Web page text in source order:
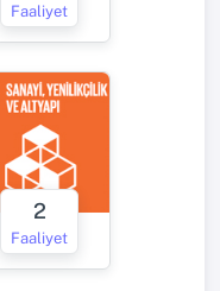
Faaliyet
2
Faaliyet